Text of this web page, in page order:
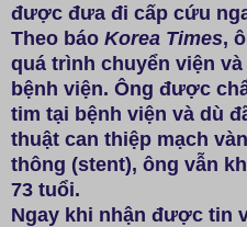
được đưa đi cấp cứu
Theo báo Korea Times,
quá trình chuyển viện
bệnh viện. Ông được
tim tại bệnh viện và dù
thuật can thiệp mạch
thông (stent), ông vẫn
73 tuổi.
Ngay khi nhận được tin